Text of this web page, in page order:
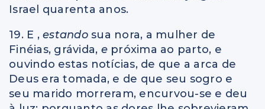
Israel quarenta anos.
19. E , estando sua nora, a mulher de
Finéias, grávida, e próxima ao parto, e
ouvindo estas notícias, de que a arca de
Deus era tomada, e de que seu sogro e
seu marido morreram, encurvou-se e deu